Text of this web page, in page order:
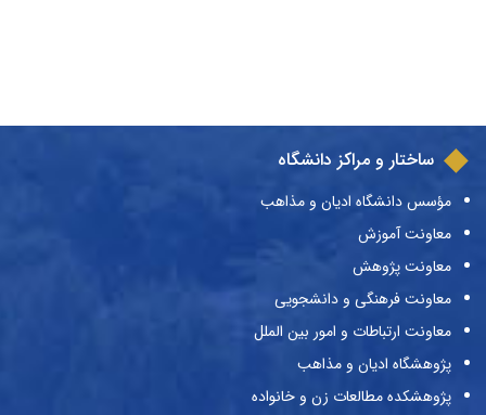
ساختار و مراکز دانشگاه
مؤسس دانشگاه ادیان و مذاهب
معاونت آموزش
معاونت پژوهش
معاونت فرهنگی و دانشجویی
معاونت ارتباطات و امور بین الملل
پژوهشگاه ادیان و مذاهب
پژوهشکده مطالعات زن و خانواده